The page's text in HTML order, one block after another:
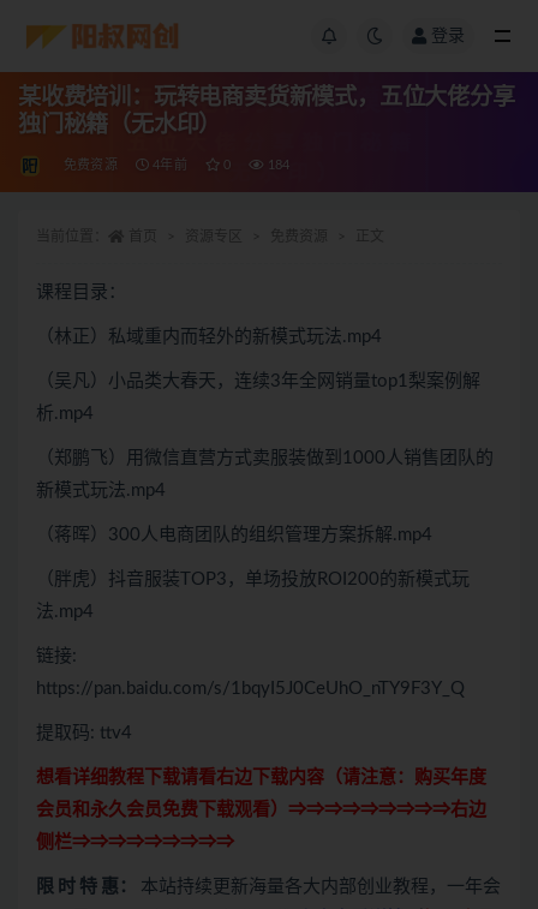
登录
某收费培训：玩转电商卖货新模式，五位大佬分享
独门秘籍（无水印）
免费资源 4年前 0 184
课程目录：
（林正）私域重内而轻外的新模式玩法.mp4
（吴凡）小品类大春天，连续3年全网销量top1梨案例解
析.mp4
（郑鹏飞）用微信直营方式卖服装做到1000人销售团队的
新模式玩法.mp4
（蒋晖）300人电商团队的组织管理方案拆解.mp4
（胖虎）抖音服装TOP3，单场投放ROI200的新模式玩
法.mp4
链接:
https://pan.baidu.com/s/1bqyI5J0CeUhO_nTY9F3Y_Q
提取码: ttv4
想看详细教程下载请看右边下载内容（请注意： 购买年度
会员和永久会员免费下载观看）⇒⇒⇒⇒⇒⇒⇒⇒⇒右边
侧栏⇒⇒⇒⇒⇒⇒⇒⇒⇒
限 时 特 惠： 本站持续更新海量各大内部创业教程，一年会